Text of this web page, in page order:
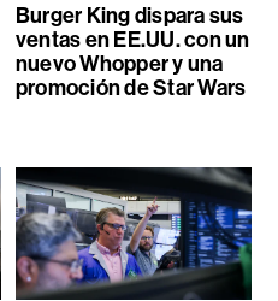
Burger King dispara sus
ventas en EE.UU. con un
nuevo Whopper y una
promoción de Star Wars